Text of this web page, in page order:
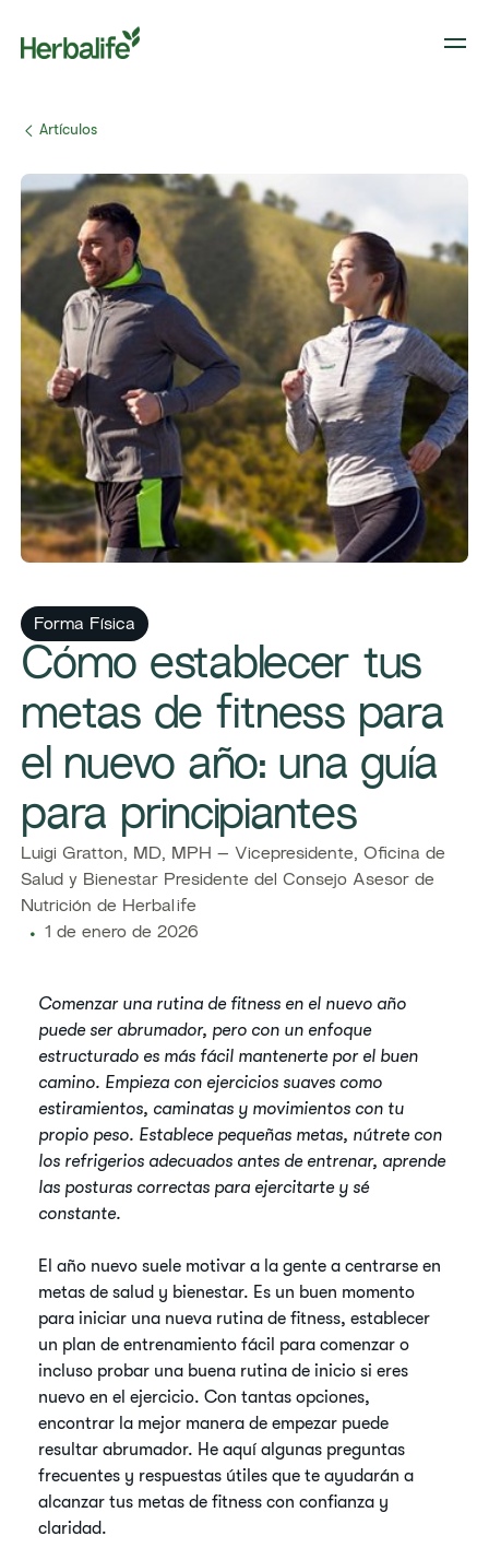
​​Artículos​
Forma Física
Cómo establecer tus
metas de fitness para
el nuevo año: una guía
para principiantes
Luigi Gratton, MD, MPH – Vicepresidente, Oficina de
Salud y Bienestar Presidente del Consejo Asesor de
Nutrición de Herbalife
1 de enero de 2026
Comenzar una rutina de fitness en el nuevo año
puede ser abrumador, pero con un enfoque
estructurado es más fácil mantenerte por el buen
camino. Empieza con ejercicios suaves como
estiramientos, caminatas y movimientos con tu
propio peso. Establece pequeñas metas, nútrete con
los refrigerios adecuados antes de entrenar, aprende
las posturas correctas para ejercitarte y sé
constante.
El año nuevo suele motivar a la gente a centrarse en
metas de salud y bienestar. Es un buen momento
para iniciar una nueva rutina de fitness, establecer
un plan de entrenamiento fácil para comenzar o
incluso probar una buena rutina de inicio si eres
nuevo en el ejercicio. Con tantas opciones,
encontrar la mejor manera de empezar puede
resultar abrumador. He aquí algunas preguntas
frecuentes y respuestas útiles que te ayudarán a
alcanzar tus metas de fitness con confianza y
claridad.